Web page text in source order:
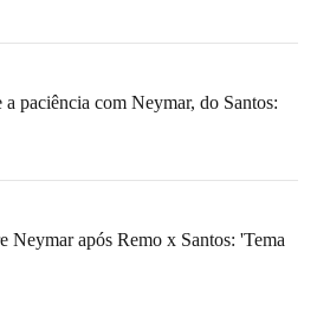
paciência com Neymar, do Santos:
Neymar após Remo x Santos: 'Tema